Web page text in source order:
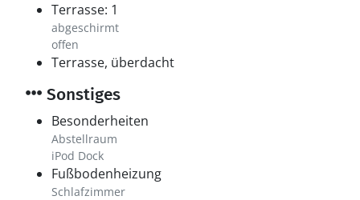
Terrasse: 1
abgeschirmt
offen
Terrasse, überdacht
Sonstiges
Besonderheiten
Abstellraum
iPod Dock
Fußbodenheizung
Schlafzimmer